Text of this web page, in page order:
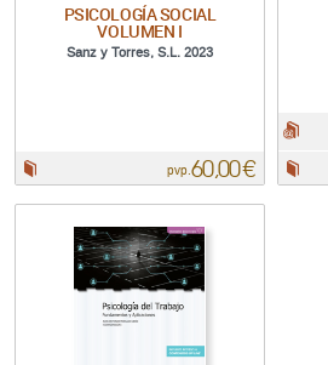
PSICOLOGÍA SOCIAL
VOLUMEN I
Sanz y Torres, S.L. 2023
pvp.60,00 €